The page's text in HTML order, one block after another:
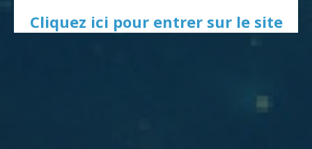
Cliquez ici pour entrer sur le site